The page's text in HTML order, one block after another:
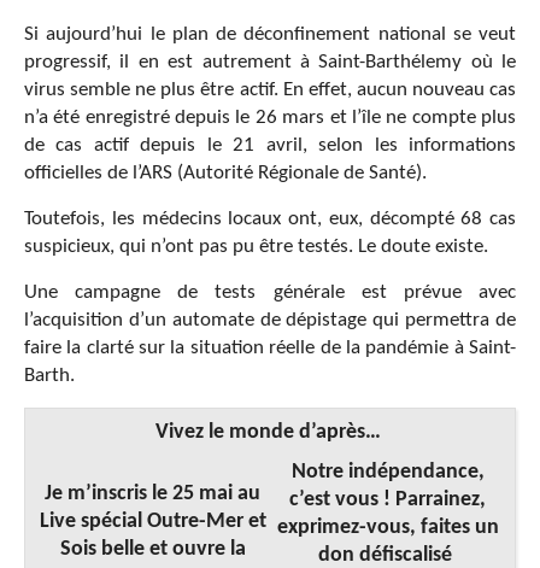
Si aujourd’hui le plan de déconfinement national se veut
progressif, il en est autrement à Saint-Barthélemy où le
virus semble ne plus être actif. En effet, aucun nouveau cas
n’a été enregistré depuis le 26 mars et l’île ne compte plus
de cas actif depuis le 21 avril, selon les informations
officielles de l’ARS (Autorité Régionale de Santé).
Toutefois, les médecins locaux ont, eux, décompté 68 cas
suspicieux, qui n’ont pas pu être testés. Le doute existe.
Une campagne de tests générale est prévue avec
l’acquisition d’un automate de dépistage qui permettra de
faire la clarté sur la situation réelle de la pandémie à Saint-
Barth.
Vivez le monde d’après…
Je m’inscris le 25 mai au
Live spécial Outre-Mer et
Sois belle et ouvre la
Notre indépendance,
c’est vous ! Parrainez,
exprimez-vous, faites un
don défiscalisé